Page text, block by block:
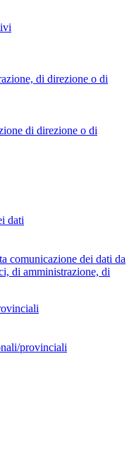
di direzione o di
di direzione o di
dati
comunicazione dei dati da
di amministrazione, di
provinciali